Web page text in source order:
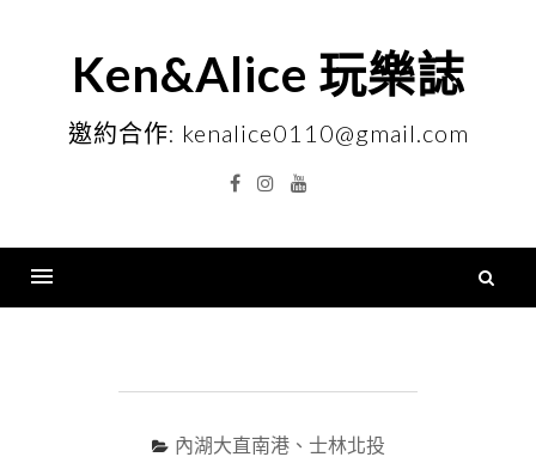
Ken&Alice 玩樂誌
邀約合作: kenalice0110@gmail.com
FacebookInstagramYouTube
內湖大直南港、士林北投